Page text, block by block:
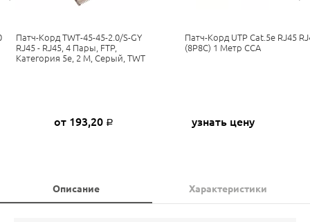
Патч-Корд TWT-45-45-2.0/S-GY
RJ45 - RJ45, 4 Пары, FTP,
Категория 5е, 2 М, Серый, TWT
от 193,20 Р
Патч-Корд UTP Cat.5e RJ45
(8P8C) 1 Метр CCA
узнать цену
Описание Характеристики